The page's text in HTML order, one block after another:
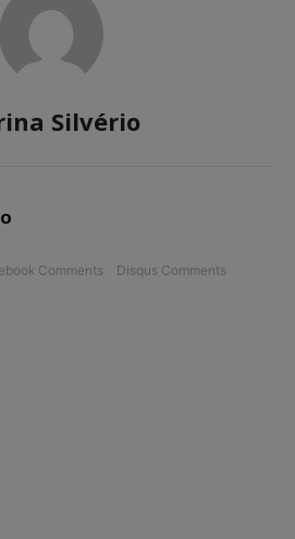
Silvério
Comments Disqus Comments